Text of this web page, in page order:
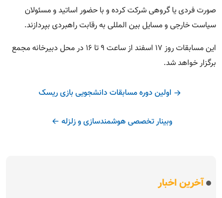
صورت فردی یا گروهی شرکت کرده و با حضور اساتید و مسئولان
سیاست خارجی و مسایل بین المللی به رقابت راهبردی بپردازند.
این مسابقات روز 17 اسفند از ساعت 9 تا 16 در محل دبیرخانه مجمع
برگزار خواهد شد.
اولین دوره مسابقات دانشجویی بازی ریسک
وبینار تخصصی هوشمندسازی و زلزله
آخرین اخبار